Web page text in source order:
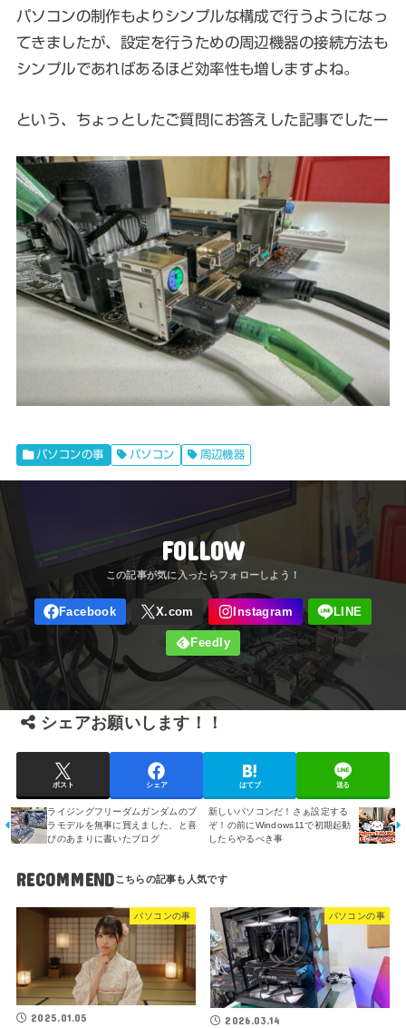
パソコンの制作もよりシンプルな構成で行うようになっ
てきましたが、設定を行うための周辺機器の接続方法も
シンプルであればあるほど効率性も増しますよね。
という、ちょっとしたご質問にお答えした記事でしたー
パソコンの事 パソコン 周辺機器
FOLLOW
シェアお願いします！！
ポスト シェア はてブ 送る
新しいパソコンだ！さぁ設定する
ぞ！の前にWindows11で初期起動
したらやるべき事
ライジングフリーダムガンダムのプ
ラモデルを無事に買えました、と喜
びのあまりに書いたブログ
RECOMMEND
パソコンの事
2025.01.05
パソコンの事
2026.03.14